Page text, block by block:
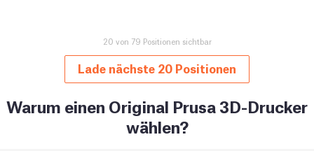
20 von 79 Positionen sichtbar
Lade nächste 20 Positionen
Warum einen Original Prusa 3D-Drucker
wählen?